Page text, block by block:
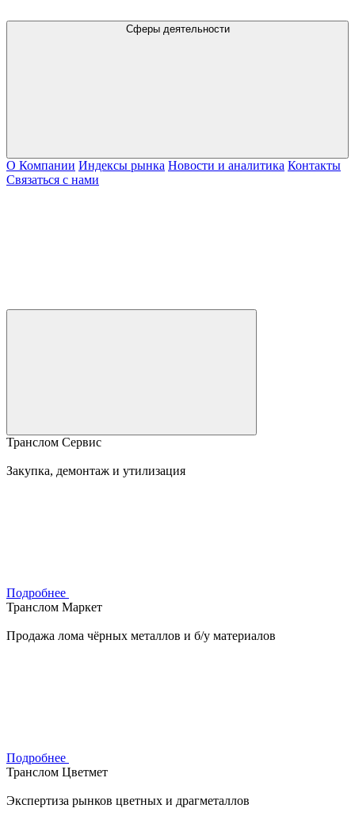
Сферы деятельности
О Компании Индексы рынка Новости и аналитика Контакты
Связаться с нами
Транслом Сервис
Закупка, демонтаж и утилизация
Подробнее
Транслом Маркет
Продажа лома чёрных металлов и б/у материалов
Подробнее
Транслом Цветмет
Экспертиза рынков цветных и драгметаллов